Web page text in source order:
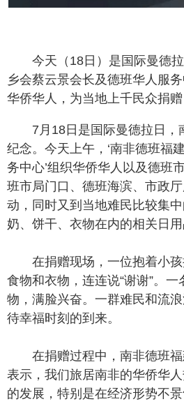
今天（18日）是国际曼德
乡会蔡云景会长及德班华人服
华侨华人，为当地上千民众捐赠
7月18日是国际曼德拉日，
纪念。今天上午，‘南非德班福
务中心’组织华侨华人以及德班
班市局门口、德班海滨、市政
动，同时又到当地难民比较集
奶、饼干、衣物在内的相关日用
在捐赠现场，一位抱着小
食物和衣物，连连说“谢谢”。
物，满脸兴奋。一群难民和流
待幸福时刻的到来。
在捐赠过程中，南非德班
表示，我们旅居南非的华侨华
的发展，特别是在经济形势不